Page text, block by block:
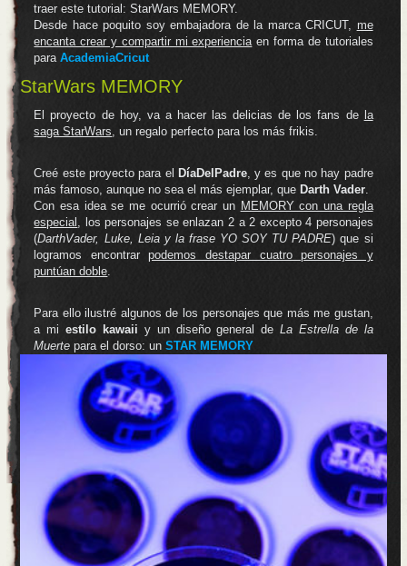
traer este tutorial: StarWars MEMORY.
Desde hace poquito soy embajadora de la marca CRICUT, me
encanta crear y compartir mi experiencia en forma de tutoriales
paraAcademiaCricut
StarWars MEMORY
El proyecto de hoy, va a hacer las delicias de los fans de la
saga StarWars , un regalo perfecto para los más frikis.
Creé este proyecto para el DíaDelPadre, y es que no hay padre
más famoso, aunque no sea el más ejemplar, queDarth Vader
Con esa idea se me ocurrió crear un MEMORY con una regla
especial , los personajes se enlazan 2 a 2 excepto 4 personajes
(DarthVader, Luke, Leia y la frase YO SOY TU PADRE) que si
logramos encontrarpodemos destapar cuatro personajes y
puntúan doble
Para ello ilustré algunos de los personajes que más me gustan,
a miestilo kawaii y un diseño general deLa Estrella de la
Muerte para el dorso: unSTAR MEMORY